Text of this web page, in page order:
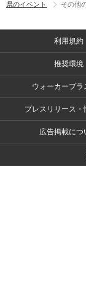
県のイベント
その他
利用規約
推奨環境
ウォーカープラ
プレスリリース・
広告掲載につ